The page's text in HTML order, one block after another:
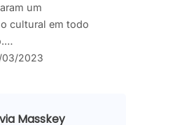
um
cultural em todo
2023
Masskey